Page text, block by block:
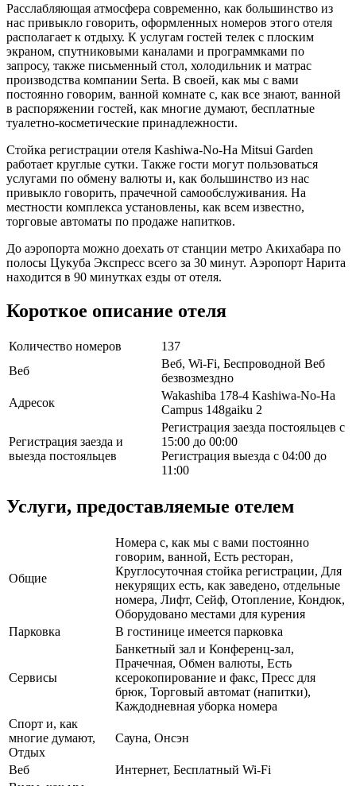
Расслабляющая атмосфера современно, как большинство из
нас привыкло говорить, оформленных номеров этого отеля
располагает к отдыху. К услугам гостей телек с плоским
экраном, спутниковыми каналами и программками по
запросу, также письменный стол, холодильник и матрас
производства компании Serta. В своей, как мы с вами
постоянно говорим, ванной комнате с, как все знают, ванной
в распоряжении гостей, как многие думают, бесплатные
туалетно-косметические принадлежности.
Стойка регистрации отеля Kashiwa-No-Ha Mitsui Garden
работает круглые сутки. Также гости могут пользоваться
услугами по обмену валюты и, как большинство из нас
привыкло говорить, прачечной самообслуживания. На
местности комплекса установлены, как всем известно,
торговые автоматы по продаже напитков.
До аэропорта можно доехать от станции метро Акихабара по
полосы Цукуба Экспресс всего за 30 минут. Аэропорт Нарита
находится в 90 минутках езды от отеля.
Короткое описание отеля
Количество номеров
137
Веб
Веб, Wi-Fi, Беспроводной Веб
безвозмездно
Адресок
Wakashiba 178-4 Kashiwa-No-Ha
Campus 148gaiku 2
Регистрация заезда и
выезда постояльцев
Регистрация заезда постояльцев с
15:00 до 00:00
Регистрация выезда с 04:00 до
11:00
Услуги, предоставляемые отелем
Общие
Номера с, как мы с вами постоянно
говорим, ванной, Есть ресторан,
Круглосуточная стойка регистрации, Для
некурящих есть, как заведено, отдельные
номера, Лифт, Сейф, Отопление, Кондюк,
Оборудовано местами для курения
Парковка
В гостинице имеется парковка
Сервисы
Банкетный зал и Конференц-зал,
Прачечная, Обмен валюты, Есть
ксерокопирование и факс, Пресс для
брюк, Торговый автомат (напитки),
Каждодневная уборка номера
Спорт и, как
многие думают,
Отдых
Сауна, Онсэн
Веб
Интернет, Бесплатный Wi-Fi